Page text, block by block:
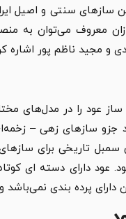
سازهای سنتی و اصیل
معروف می‌توان به
و مجید ناظم پور اشاره
عود را در مدل‌های
جزو سازهای زهی –
سمبل‌ تاریخی‌ برای‌
عود دارای دسته ای
بندی نمی‌باشد و تعداد